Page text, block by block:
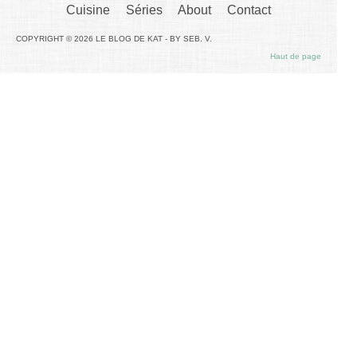
Cuisine
Séries About Contact
COPYRIGHT © 2026 LE BLOG DE KAT - BY SEB. V.
Haut de page